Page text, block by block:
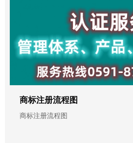
商标注册流程图
商标注册流程图